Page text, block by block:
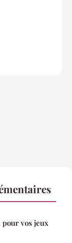
vos jeux